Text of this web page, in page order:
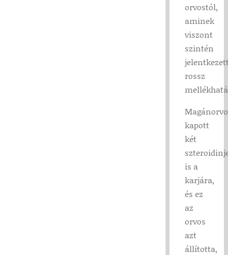
orvostól,
aminek
viszont
szintén
rossz
kapott
két
is a
karjára,
és ez
az
orvos
azt
állította,